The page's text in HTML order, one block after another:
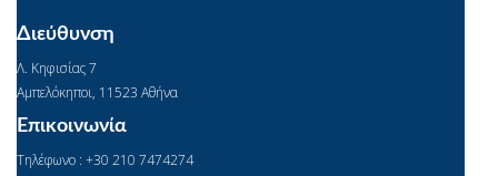
Διεύθυνση
Λ. Κηφισίας 7
Αμπελόκηποι, 11523 Αθήνα
Επικοινωνία
Τηλέφωνο : +30 210 7474274